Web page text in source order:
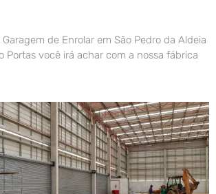
de Enrolar em São Pedro da Aldeia
Portas você irá achar com a nossa fábrica